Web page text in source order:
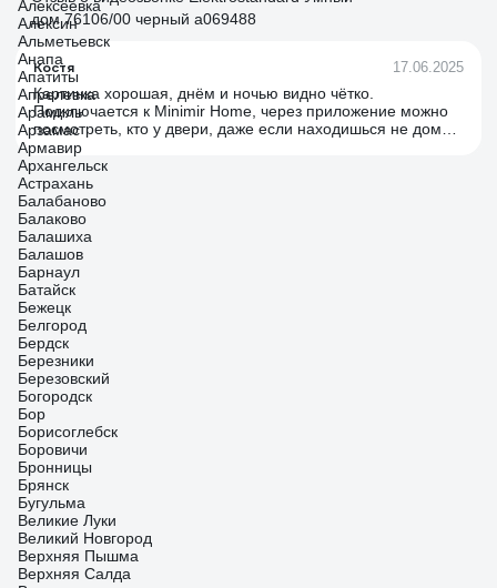
дом 76106/00 черный a069488
Костя 17.06.2025
Картинка хорошая, днём и ночью видно чётко.
Подключается к Minimir Home, через приложение можно
посмотреть, кто у двери, даже если находишься не дома.
Есть датчик движения - пишет, если кто-то просто прошёл
мимо, удобно для контроля. Монтаж простой, внешний
вид стильный - чёрный корпус смотрится аккуратно. В
целом, надёжный вариант за свои деньги.
Алексеевка
Алексин
Альметьевск
Анапа
Апатиты
Апрелевка
Арамиль
Арзамас
Армавир
Архангельск
Астрахань
Балабаново
Балаково
Балашиха
Балашов
Барнаул
Батайск
Бежецк
Белгород
Бердск
Березники
Березовский
Богородск
Бор
Борисоглебск
Боровичи
Бронницы
Брянск
Бугульма
Великие Луки
Великий Новгород
Верхняя Пышма
Верхняя Салда